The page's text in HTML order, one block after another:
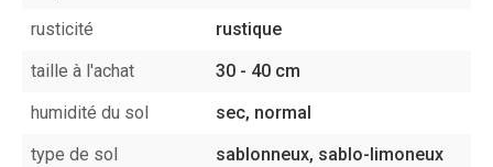
rusticité
rustique
taille à l'achat
30 - 40 cm
humidité du sol
sec, normal
type de sol
sablonneux, sablo-limoneux